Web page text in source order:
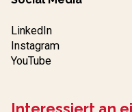
LinkedIn
Instagram
YouTube